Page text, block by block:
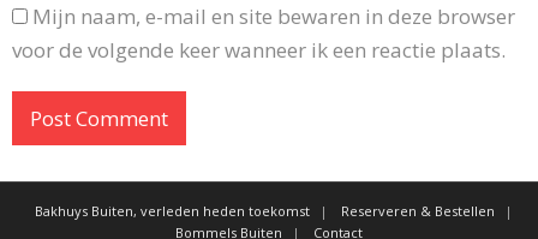
Mijn naam, e-mail en site bewaren in deze browser
voor de volgende keer wanneer ik een reactie plaats.
Bakhuys Buiten, verleden heden toekomst
Reserveren & Bestellen
Bommels Buiten
Contact